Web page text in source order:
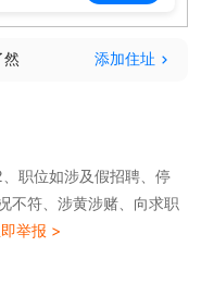
惠
高温假
员工身体健康
、春节福利
然 添加住址
职位如涉及假招聘、停
不符、涉黄涉赌、向求职
举报 >